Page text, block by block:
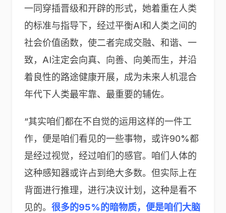
一同穿插晋级和开辟的形式，她着重在人类
的标准与指导下，经过平衡AI和人类之间的
社会价值函数，使二者完成交融、和谐、一
致，AI注定会向真、向善、向美而生，并沿
着良性的路途健康开展，成为未来人机混合
年代下人类最牢靠、最重要的辅佐。
“其实咱们都在不自觉的运用这样的一件工
作，便是咱们看见的一些事物，或许90%都
是经过视觉，经过咱们的感官。咱们人体的
这种感知器或许占到绝大多数。但实际上在
背面进行推理，进行决议计划，这种是看不
见的。 很多的95%的暗物质，便是咱们大脑